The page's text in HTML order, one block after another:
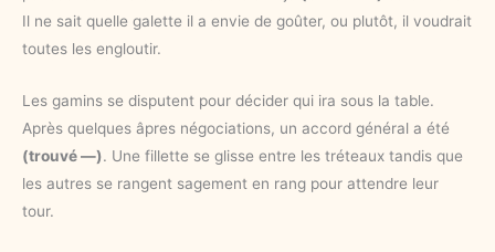
Il ne sait quelle galette il a envie de goûter, ou plutôt, il voudrait
toutes les engloutir.
Les gamins se disputent pour décider qui ira sous la table.
Après quelques âpres négociations, un accord général a été
(trouvé —). Une fillette se glisse entre les tréteaux tandis que
les autres se rangent sagement en rang pour attendre leur
tour.